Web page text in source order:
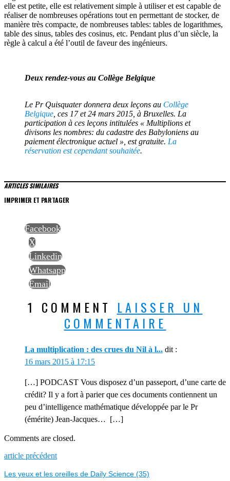
elle est petite, elle est relativement simple à utiliser et est capable de
réaliser de nombreuses opérations tout en permettant de stocker, de
manière très compacte, de nombreuses tables: tables de logarithmes,
table des sinus, tables des cosinus, etc. Pendant plus d’un siècle, la
règle à calcul a été l’outil de faveur des ingénieurs.
Deux rendez-vous au Collège Belgique
Le Pr Quisquater donnera deux leçons au Collège
Belgique , ces 17 et 24 mars 2015, à Bruxelles. La
participation à ces leçons intitulées « Multiplions et
divisons les nombres: du cadastre des Babyloniens au
paiement électronique actuel », est gratuite. La
réservation est cependant souhaitée.
ARTICLES SIMILAIRES
IMPRIMER ET PARTAGER
Facebook
X
Linkedin
Whatsapp
Email
1 COMMENT LAISSER UN
COMMENTAIRE
La multiplication : des crues du Nil à l... dit :
16 mars 2015 à 17:15
[…] PODCAST Vous disposez d’un passeport, d’une carte de
crédit? Il y a fort à parier que ces documents contiennent un
peu d’intelligence mathématique développée par le Pr
(émérite) Jean-Jacques… […]
Comments are closed.
NAVIGATION
article précédentPrevious
Les yeux et les oreilles de Daily Science (35)